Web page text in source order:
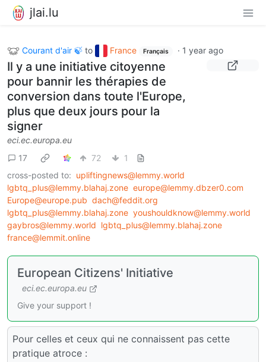
jlai.lu
Courant d'air 🍃 to France Français · 1 year ago
Il y a une initiative citoyenne
pour bannir les thérapies de
conversion dans toute l'Europe,
plus que deux jours pour la
signer
eci.ec.europa.eu
17
72
1
cross-posted to: upliftingnews@lemmy.world
lgbtq_plus@lemmy.blahaj.zone europe@lemmy.dbzer0.com
Europe@europe.pub dach@feddit.org
lgbtq_plus@lemmy.blahaj.zone youshouldknow@lemmy.world
gaybros@lemmy.world lgbtq_plus@lemmy.blahaj.zone
france@lemmit.online
European Citizens' Initiative
eci.ec.europa.eu
Give your support !
Pour celles et ceux qui ne connaissent pas cette
pratique atroce :